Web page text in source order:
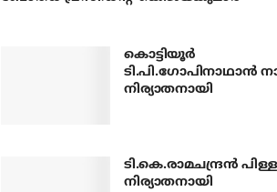
കൊട്ടിയൂര്‍
ടി.പി.ഗോപിനാഥാന്‍
നിര്യാതനായി
ടി.കെ.രാമചന്ദ്രന്‍ പിള്ള
നിര്യാതനായി